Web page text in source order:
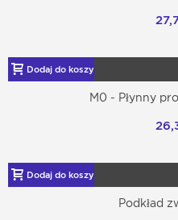
Dodaj do koszyka
M0 - Płynny
Dodaj do koszyka
Podkład